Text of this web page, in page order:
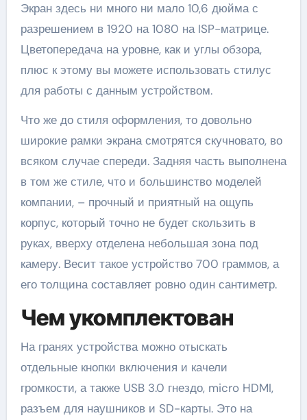
Экран здесь ни много ни мало 10,6 дюйма с
разрешением в 1920 на 1080 на ISP-матрице.
Цветопередача на уровне, как и углы обзора,
плюс к этому вы можете использовать стилус
для работы с данным устройством.
Что же до стиля оформления, то довольно
широкие рамки экрана смотрятся скучновато, во
всяком случае спереди. Задняя часть выполнена
в том же стиле, что и большинство моделей
компании, – прочный и приятный на ощупь
корпус, который точно не будет скользить в
руках, вверху отделена небольшая зона под
камеру. Весит такое устройство 700 граммов, а
его толщина составляет ровно один сантиметр.
Чем укомплектован
На гранях устройства можно отыскать
отдельные кнопки включения и качели
громкости, а также USB 3.0 гнездо, micro HDMI,
разъем для наушников и SD-карты. Это на